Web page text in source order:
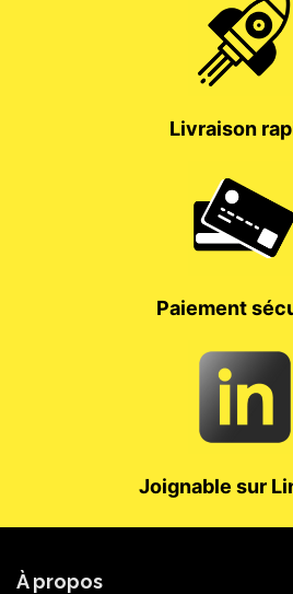
Livraison
Paiement
Joignable sur
À propos